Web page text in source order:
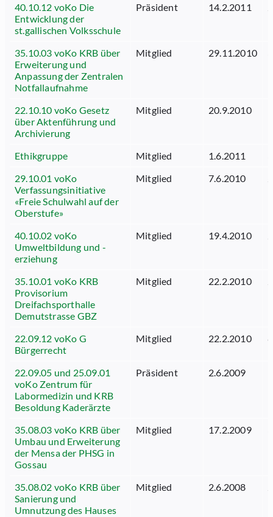
40.10.12 voKo Die
Entwicklung der
st.gallischen Volksschule
Präsident 14.2.2011
35.10.03 voKo KRB über
Erweiterung und
Anpassung der Zentralen
Notfallaufnahme
Mitglied 29.11.2010
22.10.10 voKo Gesetz
über Aktenführung und
Archivierung
Mitglied 20.9.2010
Ethikgruppe Mitglied 1.6.2011
29.10.01 voKo
Verfassungsinitiative
«Freie Schulwahl auf der
Oberstufe»
Mitglied 7.6.2010
40.10.02 voKo
Umweltbildung und -
erziehung
Mitglied 19.4.2010
35.10.01 voKo KRB
Provisorium
Dreifachsporthalle
Demutstrasse GBZ
Mitglied 22.2.2010
22.09.12 voKo G
Bürgerrecht
Mitglied 22.2.2010
22.09.05 und 25.09.01
voKo Zentrum für
Labormedizin und KRB
Besoldung Kaderärzte
Präsident 2.6.2009
35.08.03 voKo KRB über
Umbau und Erweiterung
der Mensa der PHSG in
Gossau
Mitglied 17.2.2009
35.08.02 voKo KRB über
Sanierung und
Umnutzung des Hauses
Mitglied 2.6.2008